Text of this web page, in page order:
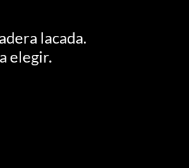
lacada.
elegir.